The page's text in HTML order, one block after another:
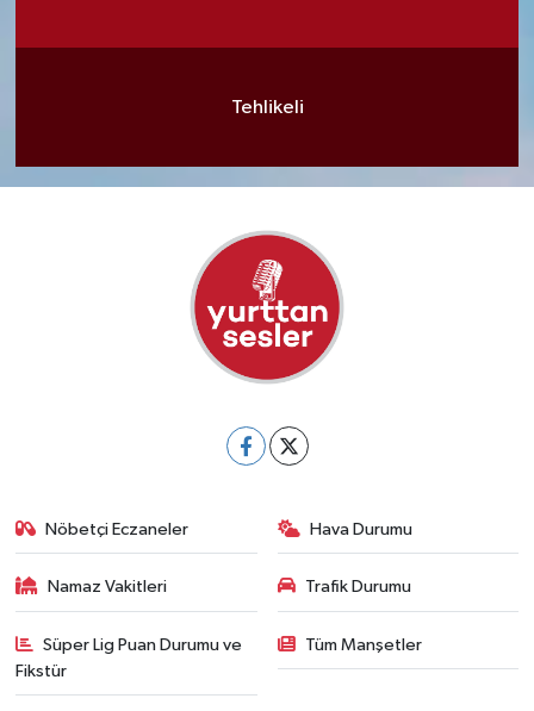
Tehlikeli
Nöbetçi Eczaneler Hava Durumu
Namaz Vakitleri Trafik Durumu
Süper Lig Puan Durumu ve
Fikstür
Tüm Manşetler